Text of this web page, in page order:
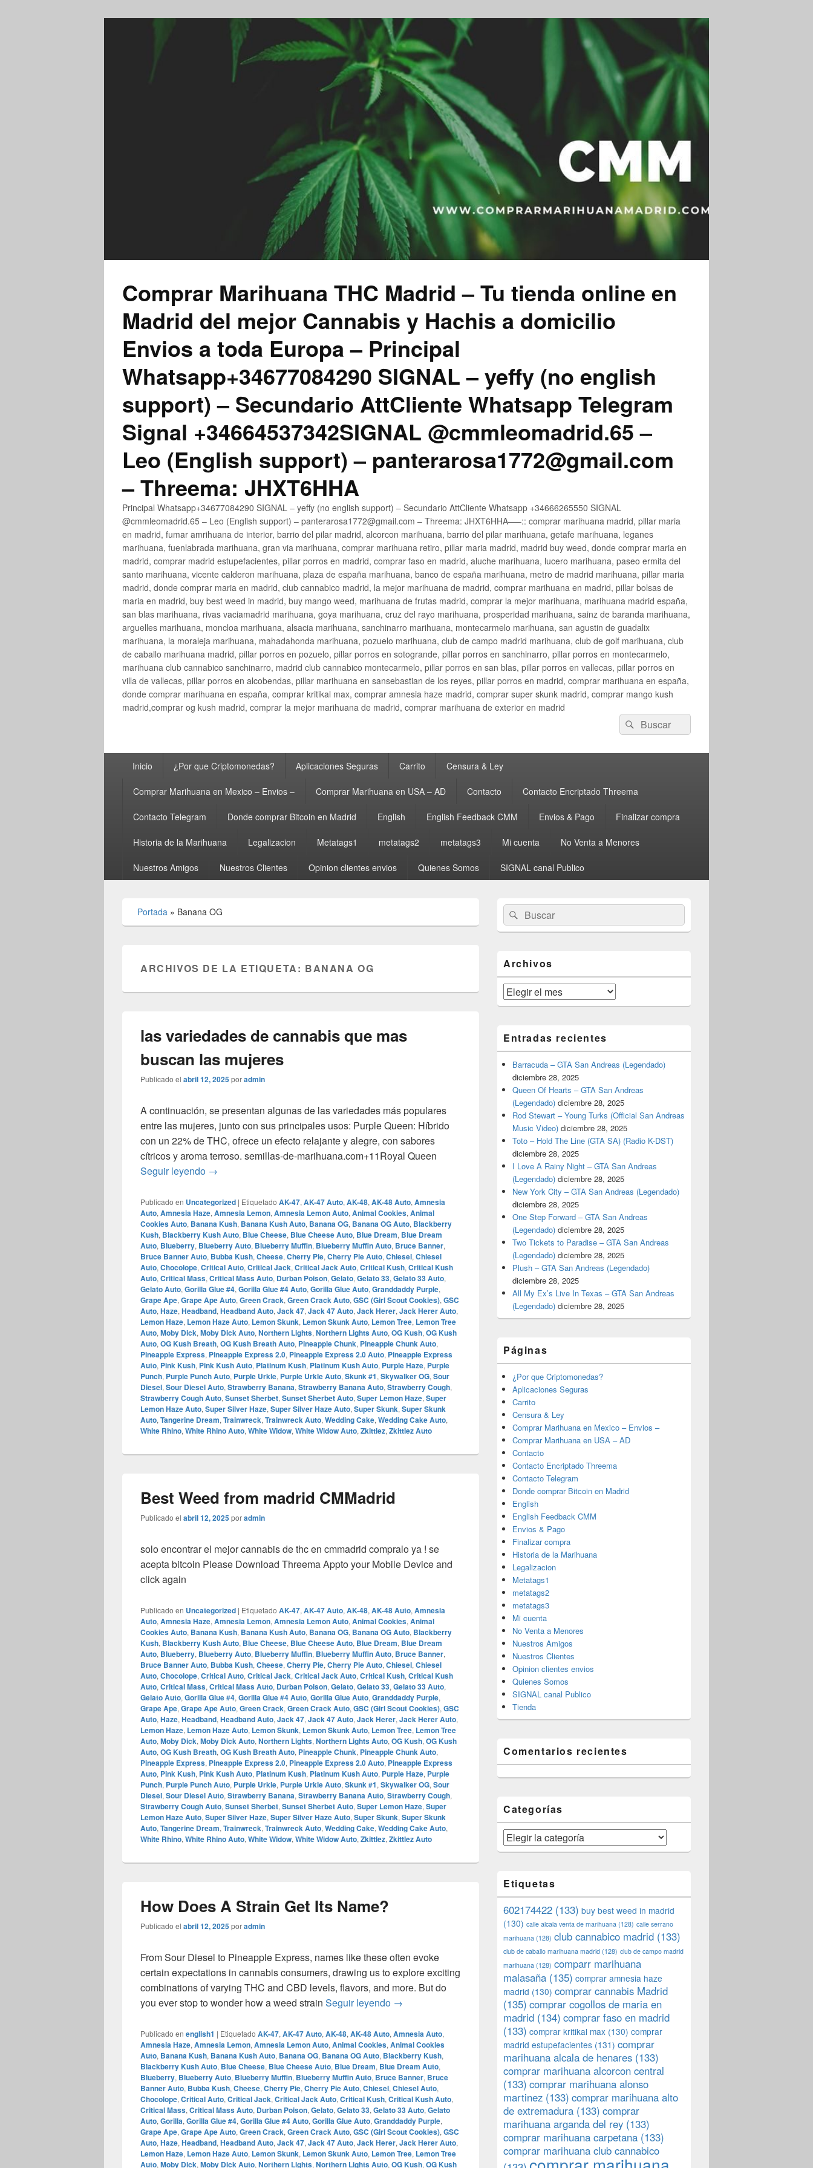
Comprar Marihuana THC Madrid – Tu tienda online en
Madrid del mejor Cannabis y Hachis a domicilio
Envios a toda Europa – Principal
Whatsapp+34677084290 SIGNAL – yeffy (no english
support) – Secundario AttCliente Whatsapp Telegram
Signal +34664537342SIGNAL @cmmleomadrid.65 –
Leo (English support) – panterarosa1772@gmail.com
– Threema: JHXT6HHA
Principal Whatsapp+34677084290 SIGNAL – yeffy (no english support) – Secundario AttCliente Whatsapp +34666265550 SIGNAL
@cmmleomadrid.65 – Leo (English support) – panterarosa1772@gmail.com – Threema: JHXT6HHA—–:: comprar marihuana madrid, pillar maria
en madrid, fumar amrihuana de interior, barrio del pilar madrid, alcorcon marihuana, barrio del pilar marihuana, getafe marihuana, leganes
marihuana, fuenlabrada marihuana, gran via marihuana, comprar marihuana retiro, pillar maria madrid, madrid buy weed, donde comprar maria en
madrid, comprar madrid estupefacientes, pillar porros en madrid, comprar faso en madrid, aluche marihuana, lucero marihuana, paseo ermita del
santo marihuana, vicente calderon marihuana, plaza de españa marihuana, banco de españa marihuana, metro de madrid marihuana, pillar maria
madrid, donde comprar maria en madrid, club cannabico madrid, la mejor marihuana de madrid, comprar marihuana en madrid, pillar bolsas de
maria en madrid, buy best weed in madrid, buy mango weed, marihuana de frutas madrid, comprar la mejor marihuana, marihuana madrid españa,
san blas marihuana, rivas vaciamadrid marihuana, goya marihuana, cruz del rayo marihuana, prosperidad marihuana, sainz de baranda marihuana,
arguelles marihuana, moncloa marihuana, alsacia marihuana, sanchinarro marihuana, montecarmelo marihuana, san agustin de guadalix
marihuana, la moraleja marihuana, mahadahonda marihuana, pozuelo marihuana, club de campo madrid marihuana, club de golf marihuana, club
de caballo marihuana madrid, pillar porros en pozuelo, pillar porros en sotogrande, pillar porros en sanchinarro, pillar porros en montecarmelo,
marihuana club cannabico sanchinarro, madrid club cannabico montecarmelo, pillar porros en san blas, pillar porros en vallecas, pillar porros en
villa de vallecas, pillar porros en alcobendas, pillar marihuana en sansebastian de los reyes, pillar porros en madrid, comprar marihuana en españa,
donde comprar marihuana en españa, comprar kritikal max, comprar amnesia haze madrid, comprar super skunk madrid, comprar mango kush
madrid,comprar og kush madrid, comprar la mejor marihuana de madrid, comprar marihuana de exterior en madrid
Buscar
por:
Buscar
principalInicio ¿Por que Criptomonedas? Aplicaciones Seguras Carrito Censura & Ley
Comprar Marihuana en Mexico – Envios – Comprar Marihuana en USA – AD Contacto Contacto Encriptado Threema
Contacto Telegram Donde comprar Bitcoin en Madrid English English Feedback CMM Envios & Pago Finalizar compra
Historia de la Marihuana Legalizacion Metatags1 metatags2 metatags3 Mi cuenta No Venta a Menores
Nuestros Amigos Nuestros Clientes Opinion clientes envios Quienes Somos SIGNAL canal Publico
Portada » Banana OG
ARCHIVOS DE LA ETIQUETA: BANANA OG
las variedades de cannabis que mas
buscan las mujeres
Publicado el abril 12, 2025poradmin
A continuación, se presentan algunas de las variedades más populares
entre las mujeres, junto con sus principales usos:​ Purple Queen: Híbrido
con un 22% de THC, ofrece un efecto relajante y alegre, con sabores
cítricos y aroma terroso. ​semillas-de-marihuana.com+11Royal Queen
Seguir leyendo las variedades de cannabis que mas buscan las mujeres
→
Publicado en Uncategorized | Etiquetado AK-47, AK-47 Auto, AK-48, AK-48 Auto, Amnesia
Auto, Amnesia Haze, Amnesia Lemon, Amnesia Lemon Auto, Animal Cookies, Animal
Cookies Auto, Banana Kush, Banana Kush Auto, Banana OG, Banana OG Auto, Blackberry
Kush, Blackberry Kush Auto, Blue Cheese, Blue Cheese Auto, Blue Dream, Blue Dream
Auto, Blueberry, Blueberry Auto, Blueberry Muffin, Blueberry Muffin Auto, Bruce Banner,
Bruce Banner Auto, Bubba Kush, Cheese, Cherry Pie, Cherry Pie Auto, Chiesel, Chiesel
Auto, Chocolope, Critical Auto, Critical Jack, Critical Jack Auto, Critical Kush, Critical Kush
Auto, Critical Mass, Critical Mass Auto, Durban Poison, Gelato, Gelato 33, Gelato 33 Auto,
Gelato Auto, Gorilla Glue #4, Gorilla Glue #4 Auto, Gorilla Glue Auto, Granddaddy Purple,
Grape Ape, Grape Ape Auto, Green Crack, Green Crack Auto, GSC (Girl Scout Cookies), GSC
Auto, Haze, Headband, Headband Auto, Jack 47, Jack 47 Auto, Jack Herer, Jack Herer Auto,
Lemon Haze, Lemon Haze Auto, Lemon Skunk, Lemon Skunk Auto, Lemon Tree, Lemon Tree
Auto, Moby Dick, Moby Dick Auto, Northern Lights, Northern Lights Auto, OG Kush, OG Kush
Auto, OG Kush Breath, OG Kush Breath Auto, Pineapple Chunk, Pineapple Chunk Auto,
Pineapple Express, Pineapple Express 2.0, Pineapple Express 2.0 Auto, Pineapple Express
Auto, Pink Kush, Pink Kush Auto, Platinum Kush, Platinum Kush Auto, Purple Haze, Purple
Punch, Purple Punch Auto, Purple Urkle, Purple Urkle Auto, Skunk #1, Skywalker OG, Sour
Diesel, Sour Diesel Auto, Strawberry Banana, Strawberry Banana Auto, Strawberry Cough,
Strawberry Cough Auto, Sunset Sherbet, Sunset Sherbet Auto, Super Lemon Haze, Super
Lemon Haze Auto, Super Silver Haze, Super Silver Haze Auto, Super Skunk, Super Skunk
Auto, Tangerine Dream, Trainwreck, Trainwreck Auto, Wedding Cake, Wedding Cake Auto,
White Rhino, White Rhino Auto, White Widow, White Widow Auto, Zkittlez, Zkittlez Auto
Best Weed from madrid CMMadrid
Publicado el abril 12, 2025poradmin
solo encontrar el mejor cannabis de thc en cmmadrid compralo ya ! se
acepta bitcoin Please Download Threema Appto your Mobile Device and
click again
Publicado en Uncategorized | Etiquetado AK-47, AK-47 Auto, AK-48, AK-48 Auto, Amnesia
Auto, Amnesia Haze, Amnesia Lemon, Amnesia Lemon Auto, Animal Cookies, Animal
Cookies Auto, Banana Kush, Banana Kush Auto, Banana OG, Banana OG Auto, Blackberry
Kush, Blackberry Kush Auto, Blue Cheese, Blue Cheese Auto, Blue Dream, Blue Dream
Auto, Blueberry, Blueberry Auto, Blueberry Muffin, Blueberry Muffin Auto, Bruce Banner,
Bruce Banner Auto, Bubba Kush, Cheese, Cherry Pie, Cherry Pie Auto, Chiesel, Chiesel
Auto, Chocolope, Critical Auto, Critical Jack, Critical Jack Auto, Critical Kush, Critical Kush
Auto, Critical Mass, Critical Mass Auto, Durban Poison, Gelato, Gelato 33, Gelato 33 Auto,
Gelato Auto, Gorilla Glue #4, Gorilla Glue #4 Auto, Gorilla Glue Auto, Granddaddy Purple,
Grape Ape, Grape Ape Auto, Green Crack, Green Crack Auto, GSC (Girl Scout Cookies), GSC
Auto, Haze, Headband, Headband Auto, Jack 47, Jack 47 Auto, Jack Herer, Jack Herer Auto,
Lemon Haze, Lemon Haze Auto, Lemon Skunk, Lemon Skunk Auto, Lemon Tree, Lemon Tree
Auto, Moby Dick, Moby Dick Auto, Northern Lights, Northern Lights Auto, OG Kush, OG Kush
Auto, OG Kush Breath, OG Kush Breath Auto, Pineapple Chunk, Pineapple Chunk Auto,
Pineapple Express, Pineapple Express 2.0, Pineapple Express 2.0 Auto, Pineapple Express
Auto, Pink Kush, Pink Kush Auto, Platinum Kush, Platinum Kush Auto, Purple Haze, Purple
Punch, Purple Punch Auto, Purple Urkle, Purple Urkle Auto, Skunk #1, Skywalker OG, Sour
Diesel, Sour Diesel Auto, Strawberry Banana, Strawberry Banana Auto, Strawberry Cough,
Strawberry Cough Auto, Sunset Sherbet, Sunset Sherbet Auto, Super Lemon Haze, Super
Lemon Haze Auto, Super Silver Haze, Super Silver Haze Auto, Super Skunk, Super Skunk
Auto, Tangerine Dream, Trainwreck, Trainwreck Auto, Wedding Cake, Wedding Cake Auto,
White Rhino, White Rhino Auto, White Widow, White Widow Auto, Zkittlez, Zkittlez Auto
How Does A Strain Get Its Name?
Publicado el abril 12, 2025poradmin
From Sour Diesel to Pineapple Express, names like these often evoke
certain expectations in cannabis consumers, drawing us to explore exciting
combinations of varying THC and CBD levels, flavors, and more. But do
you ever stop to wonder how a weed strain Seguir leyendo How Does A Strain Get Its Name?
→
Publicado en english1 | Etiquetado AK-47, AK-47 Auto, AK-48, AK-48 Auto, Amnesia Auto,
Amnesia Haze, Amnesia Lemon, Amnesia Lemon Auto, Animal Cookies, Animal Cookies
Auto, Banana Kush, Banana Kush Auto, Banana OG, Banana OG Auto, Blackberry Kush,
Blackberry Kush Auto, Blue Cheese, Blue Cheese Auto, Blue Dream, Blue Dream Auto,
Blueberry, Blueberry Auto, Blueberry Muffin, Blueberry Muffin Auto, Bruce Banner, Bruce
Banner Auto, Bubba Kush, Cheese, Cherry Pie, Cherry Pie Auto, Chiesel, Chiesel Auto,
Chocolope, Critical Auto, Critical Jack, Critical Jack Auto, Critical Kush, Critical Kush Auto,
Critical Mass, Critical Mass Auto, Durban Poison, Gelato, Gelato 33, Gelato 33 Auto, Gelato
Auto, Gorilla, Gorilla Glue #4, Gorilla Glue #4 Auto, Gorilla Glue Auto, Granddaddy Purple,
Grape Ape, Grape Ape Auto, Green Crack, Green Crack Auto, GSC (Girl Scout Cookies), GSC
Auto, Haze, Headband, Headband Auto, Jack 47, Jack 47 Auto, Jack Herer, Jack Herer Auto,
Lemon Haze, Lemon Haze Auto, Lemon Skunk, Lemon Skunk Auto, Lemon Tree, Lemon Tree
Auto, Moby Dick, Moby Dick Auto, Northern Lights, Northern Lights Auto, OG Kush, OG Kush
área
de
widget
lateral
primaria
Buscar
por:
Buscar
Archivos
Archivos
Entradas recientes
Barracuda – GTA San Andreas (Legendado)
diciembre 28, 2025
Queen Of Hearts – GTA San Andreas
(Legendado) diciembre 28, 2025
Rod Stewart – Young Turks (Official San Andreas
Music Video) diciembre 28, 2025
Toto – Hold The Line (GTA SA) (Radio K-DST)
diciembre 28, 2025
I Love A Rainy Night – GTA San Andreas
(Legendado) diciembre 28, 2025
New York City – GTA San Andreas (Legendado)
diciembre 28, 2025
One Step Forward – GTA San Andreas
(Legendado) diciembre 28, 2025
Two Tickets to Paradise – GTA San Andreas
(Legendado) diciembre 28, 2025
Plush – GTA San Andreas (Legendado)
diciembre 28, 2025
All My Ex’s Live In Texas – GTA San Andreas
(Legendado) diciembre 28, 2025
Páginas
¿Por que Criptomonedas?
Aplicaciones Seguras
Carrito
Censura & Ley
Comprar Marihuana en Mexico – Envios –
Comprar Marihuana en USA – AD
Contacto
Contacto Encriptado Threema
Contacto Telegram
Donde comprar Bitcoin en Madrid
English
English Feedback CMM
Envios & Pago
Finalizar compra
Historia de la Marihuana
Legalizacion
Metatags1
metatags2
metatags3
Mi cuenta
No Venta a Menores
Nuestros Amigos
Nuestros Clientes
Opinion clientes envios
Quienes Somos
SIGNAL canal Publico
Tienda
Comentarios recientes
Categorías
Categorías
Etiquetas
602174422 (133) buy best weed in madrid
(130) calle alcala venta de marihuana (128) calle serrano
marihuana (128) club cannabico madrid (133)
club de caballo marihuana madrid (128) club de campo madrid
marihuana (128) comparr marihuana
malasaña (135) comprar amnesia haze
madrid (130) comprar cannabis Madrid
(135) comprar cogollos de maria en
madrid (134) comprar faso en madrid
(133) comprar kritikal max (130) comprar
madrid estupefacientes (131) comprar
marihuana alcala de henares (133)
comprar marihuana alcorcon central
(133) comprar marihuana alonso
martinez (133) comprar marihuana alto
de extremadura (133) comprar
marihuana arganda del rey (133)
comprar marihuana carpetana (133)
comprar marihuana club cannabico